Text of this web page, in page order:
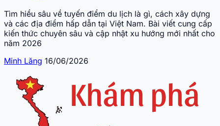
Tìm hiểu sâu về tuyến điểm du lịch là gì, cách xây dựng
và các địa điểm hấp dẫn tại Việt Nam. Bài viết cung cấp
kiến thức chuyên sâu và cập nhật xu hướng mới nhất cho
năm 2026
Minh Lăng 16/06/2026